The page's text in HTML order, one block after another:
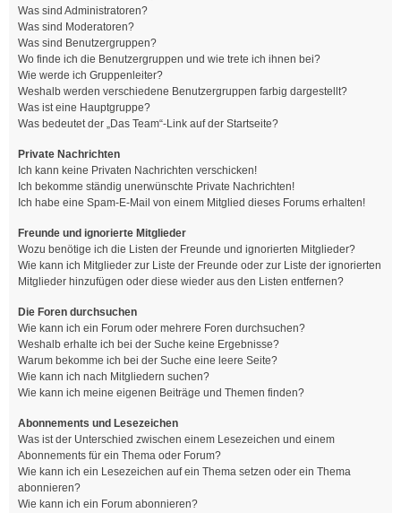
Was sind Administratoren?
Was sind Moderatoren?
Was sind Benutzergruppen?
Wo finde ich die Benutzergruppen und wie trete ich ihnen bei?
Wie werde ich Gruppenleiter?
Weshalb werden verschiedene Benutzergruppen farbig dargestellt?
Was ist eine Hauptgruppe?
Was bedeutet der „Das Team“-Link auf der Startseite?
Private Nachrichten
Ich kann keine Privaten Nachrichten verschicken!
Ich bekomme ständig unerwünschte Private Nachrichten!
Ich habe eine Spam-E-Mail von einem Mitglied dieses Forums erhalten!
Freunde und ignorierte Mitglieder
Wozu benötige ich die Listen der Freunde und ignorierten Mitglieder?
Wie kann ich Mitglieder zur Liste der Freunde oder zur Liste der ignorierten
Mitglieder hinzufügen oder diese wieder aus den Listen entfernen?
Die Foren durchsuchen
Wie kann ich ein Forum oder mehrere Foren durchsuchen?
Weshalb erhalte ich bei der Suche keine Ergebnisse?
Warum bekomme ich bei der Suche eine leere Seite?
Wie kann ich nach Mitgliedern suchen?
Wie kann ich meine eigenen Beiträge und Themen finden?
Abonnements und Lesezeichen
Was ist der Unterschied zwischen einem Lesezeichen und einem
Abonnements für ein Thema oder Forum?
Wie kann ich ein Lesezeichen auf ein Thema setzen oder ein Thema
abonnieren?
Wie kann ich ein Forum abonnieren?